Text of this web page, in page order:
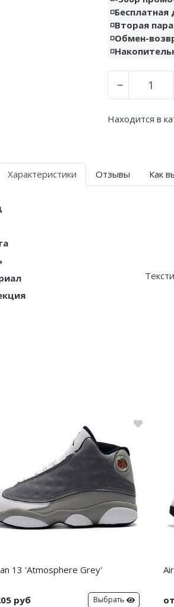
◽️Вторая
◽️Обмен-
−
Находится в
Характеристики Отзывы Как
13 'Atmosphere Grey'
руб Выбрать